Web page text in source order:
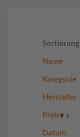
Sortierung
Name
Kategorie
Hersteller
Preis
Datum